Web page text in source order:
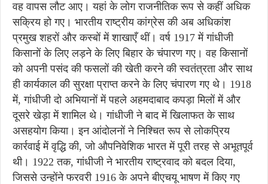
वह वापस लौट आए। यहां के लोग राजनीतिक रूप से कहीं अधिक
सक्रिय हो गए। भारतीय राष्ट्रीय कांग्रेस की अब अधिकांश
प्रमुख शहरों और कस्बों में शाखाएँ थीं। वर्ष 1917 में गांधीजी
किसानों के लिए लड़ने के लिए बिहार के चंपारण गए। वह किसानों
को अपनी पसंद की फसलों की खेती करने की स्वतंत्रता और साथ
ही कार्यकाल की सुरक्षा प्राप्त करने के लिए चंपारण गए थे। 1918
में, गांधीजी दो अभियानों में पहले अहमदाबाद कपड़ा मिलों में और
दूसरे खेड़ा में शामिल थे। गांधीजी ने बाद में खिलाफत के साथ
असहयोग किया। इन आंदोलनों ने निश्चित रूप से लोकप्रिय
कार्रवाई में वृद्धि की, जो औपनिवेशिक भारत में पूरी तरह से अभूतपूर्व
थी। 1922 तक, गांधीजी ने भारतीय राष्ट्रवाद को बदल दिया,
जिससे उन्होंने फरवरी 1916 के अपने बीएचयू भाषण में किए गए